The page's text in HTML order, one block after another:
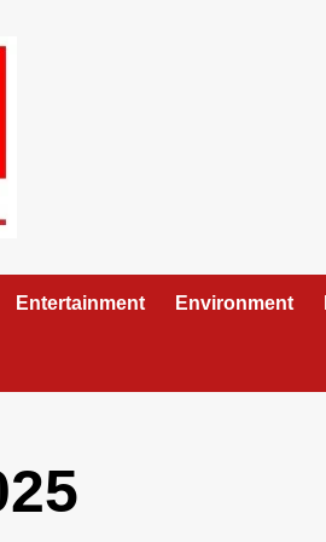
Entertainment Environment